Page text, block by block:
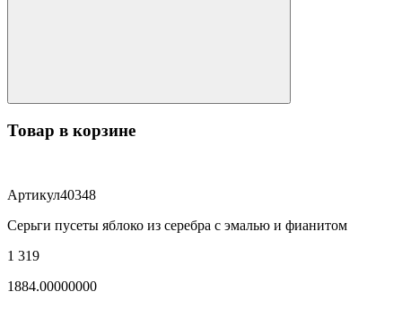
Товар в корзине
Артикул40348
Серьги пусеты яблоко из серебра с эмалью и фианитом
1 319
1884.00000000